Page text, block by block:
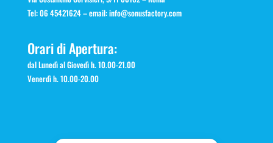
Tel: 06 45421624 – email:info@sonusfactory.com
Orari di Apertura:
dal Lunedì al Giovedì h. 10.00-21.00
Venerdì h. 10.00-20.00